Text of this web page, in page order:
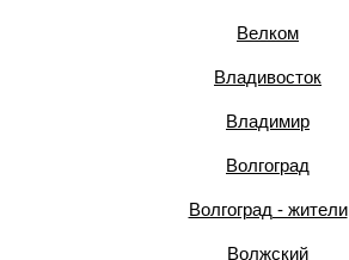
Велком
Владивосток
Владимир
Волгоград
Волгоград - жители
Волжский